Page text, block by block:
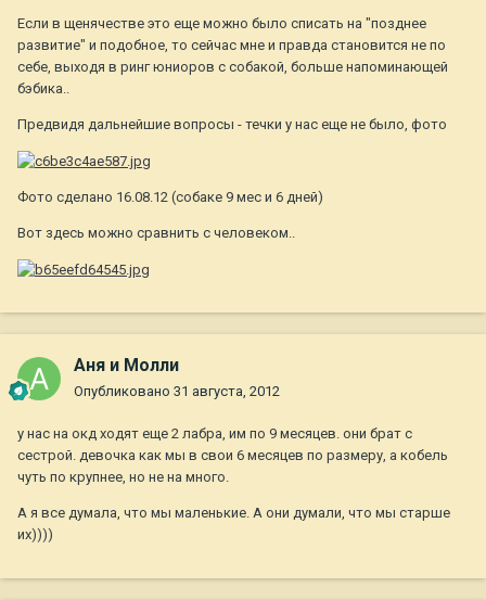
Если в щенячестве это еще можно было списать на "позднее
развитие" и подобное, то сейчас мне и правда становится не по
себе, выходя в ринг юниоров с собакой, больше напоминающей
бэбика..
Предвидя дальнейшие вопросы - течки у нас еще не было, фото
Фото сделано 16.08.12 (собаке 9 мес и 6 дней)
Вот здесь можно сравнить с человеком..
Аня и Молли
Опубликовано 31 августа, 2012
у нас на окд ходят еще 2 лабра, им по 9 месяцев. они брат с
сестрой. девочка как мы в свои 6 месяцев по размеру, а кобель
чуть по крупнее, но не на много.
А я все думала, что мы маленькие. А они думали, что мы старше
их))))